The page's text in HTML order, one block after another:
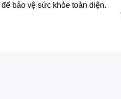
bảo vệ sức khỏe toàn diện.